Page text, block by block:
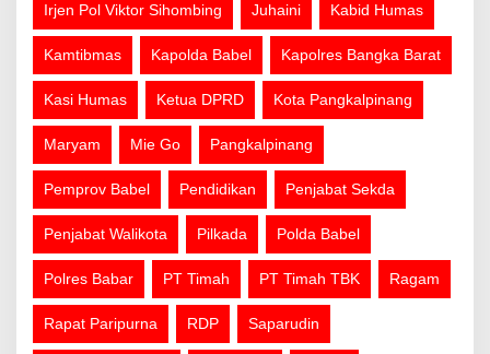
Irjen Pol Viktor Sihombing Juhaini Kabid Humas
Kamtibmas Kapolda Babel Kapolres Bangka Barat
Kasi Humas Ketua DPRD Kota Pangkalpinang
Maryam Mie Go Pangkalpinang
Pemprov Babel Pendidikan Penjabat Sekda
Penjabat Walikota Pilkada Polda Babel
Polres Babar PT Timah PT Timah TBK Ragam
Rapat Paripurna RDP Saparudin